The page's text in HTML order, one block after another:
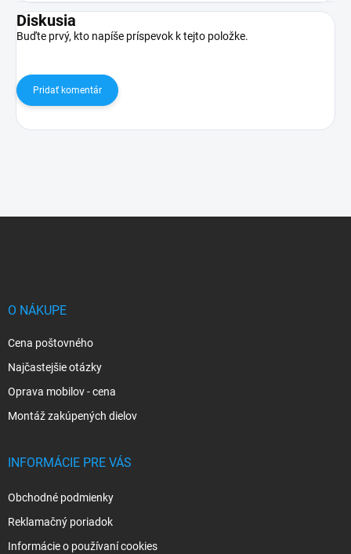
Diskusia
Buďte prvý, kto napíše príspevok k tejto položke.
Pridať komentár
O NÁKUPE
Cena poštovného
Najčastejšie otázky
Oprava mobilov - cena
Montáž zakúpených dielov
INFORMÁCIE PRE VÁS
Obchodné podmienky
Reklamačný poriadok
Informácie o používaní cookies